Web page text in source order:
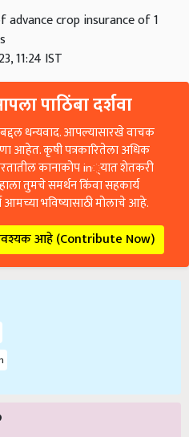
crop insurance of 1
11:24 IST
पाठिंबा दर्शवा
धन्यवाद. आपल्यासारखे वाचक
आहेत. कृषी पत्रकारितेला अधिक
कानाकोप in्यात शेतकरी
तुमचे समर्थन किंवा सहकार्य
भविष्यासाठी मोलाचे आहे.
आहे (Contribute Now)